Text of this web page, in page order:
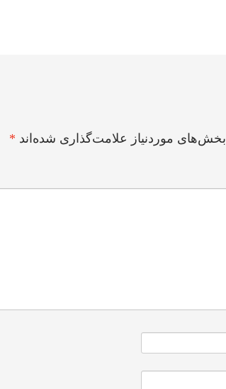
بخش‌های موردنیاز علامت‌گذاری شده‌اند *